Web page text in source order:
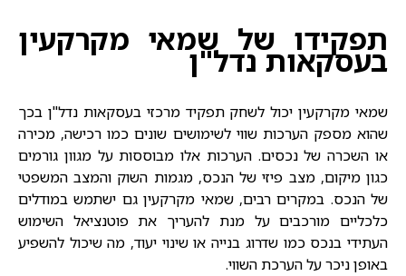
תפקידו של שמאי מקרקעין
בעסקאות נדל"ן
שמאי מקרקעיןיכול לשחק תפקיד מרכזי בעסקאות נדל"ן בכך
שהוא מספק הערכות שווי לשימושים שונים כמו רכישה, מכירה
או השכרה של נכסים. הערכות אלו מבוססות על מגוון גורמים
כגון מיקום, מצב פיזי של הנכס, מגמות השוק והמצב המשפטי
של הנכס. במקרים רבים, שמאי מקרקעין גם ישתמש במודלים
כלכליים מורכבים על מנת להעריך את פוטנציאל השימוש
העתידי בנכס כמו שדרוג בנייה או שינוי יעוד, מה שיכול להשפיע
באופן ניכר על הערכת השווי.